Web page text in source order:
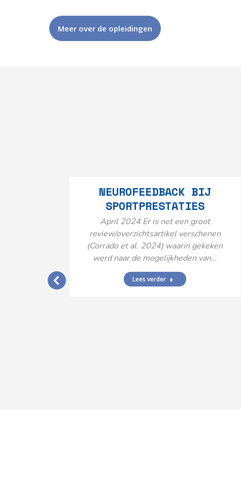
Meer over de opleidingen
NEUROFEEDBACK BIJ
SPORTPRESTATIES
April 2024 Er is net een groot
review/overzichtsartikel verschenen
(Corrado et al. 2024) waarin gekeken
werd naar de mogelijkheden van…
Lees verder